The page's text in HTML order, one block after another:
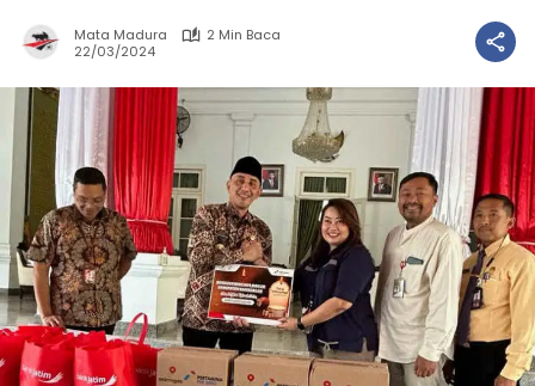
Mata Madura
2 Min Baca
22/03/2024